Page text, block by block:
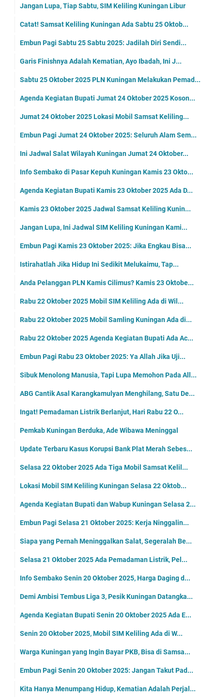
Jangan Lupa, Tiap Sabtu, SIM Keliling Kuningan Libur
Catat! Samsat Keliling Kuningan Ada Sabtu 25 Oktob...
Embun Pagi Sabtu 25 Sabtu 2025: Jadilah Diri Sendi...
Garis Finishnya Adalah Kematian, Ayo Ibadah, Ini J...
Sabtu 25 Oktober 2025 PLN Kuningan Melakukan Pemad...
Agenda Kegiatan Bupati Jumat 24 Oktober 2025 Koson...
Jumat 24 Oktober 2025 Lokasi Mobil Samsat Keliling...
Embun Pagi Jumat 24 Oktober 2025: Seluruh Alam Sem...
Ini Jadwal Salat Wilayah Kuningan Jumat 24 Oktober...
Info Sembako di Pasar Kepuh Kuningan Kamis 23 Okto...
Agenda Kegiatan Bupati Kamis 23 Oktober 2025 Ada D...
Kamis 23 Oktober 2025 Jadwal Samsat Keliling Kunin...
Jangan Lupa, Ini Jadwal SIM Keliling Kuningan Kami...
Embun Pagi Kamis 23 Oktober 2025: Jika Engkau Bisa...
Istirahatlah Jika Hidup Ini Sedikit Melukaimu, Tap...
Anda Pelanggan PLN Kamis Cilimus? Kamis 23 Oktobe...
Rabu 22 Oktober 2025 Mobil SIM Keliling Ada di Wil...
Rabu 22 Oktober 2025 Mobil Samling Kuningan Ada di...
Rabu 22 Oktober 2025 Agenda Kegiatan Bupati Ada Ac...
Embun Pagi Rabu 23 Oktober 2025: Ya Allah Jika Uji...
Sibuk Menolong Manusia, Tapi Lupa Memohon Pada All...
ABG Cantik Asal Karangkamulyan Menghilang, Satu De...
Ingat! Pemadaman Listrik Berlanjut, Hari Rabu 22 O...
Pemkab Kuningan Berduka, Ade Wibawa Meninggal
Update Terbaru Kasus Korupsi Bank Plat Merah Sebes...
Selasa 22 Oktober 2025 Ada Tiga Mobil Samsat Kelil...
Lokasi Mobil SIM Keliling Kuningan Selasa 22 Oktob...
Agenda Kegiatan Bupati dan Wabup Kuningan Selasa 2...
Embun Pagi Selasa 21 Oktober 2025: Kerja Ninggalin...
Siapa yang Pernah Meninggalkan Salat, Segeralah Be...
Selasa 21 Oktober 2025 Ada Pemadaman Listrik, Pel...
Info Sembako Senin 20 Oktober 2025, Harga Daging d...
Demi Ambisi Tembus Liga 3, Pesik Kuningan Datangka...
Agenda Kegiatan Bupati Senin 20 Oktober 2025 Ada E...
Senin 20 Oktober 2025, Mobil SIM Keliling Ada di W...
Warga Kuningan yang Ingin Bayar PKB, Bisa di Samsa...
Embun Pagi Senin 20 Oktober 2025: Jangan Takut Pad...
Kita Hanya Menumpang Hidup, Kematian Adalah Perjal...